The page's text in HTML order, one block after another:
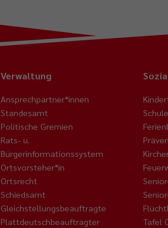
Verwaltung
Ansprechpartner*innen
Standesamt
Politische Gremien
Rats- u.
Bürgerinformationssystem
Ortsvorsteher*in
Ortsrecht
Schiedsamt
Gleichstellungsbeauftragte
Plattdeutschbeauftragter
Tafel